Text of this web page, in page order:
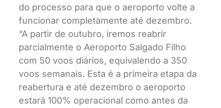
do processo para que o aeroporto volte a
funcionar completamente até dezembro.
“A partir de outubro, iremos reabrir
parcialmente o Aeroporto Salgado Filho
com 50 voos diários, equivalendo a 350
voos semanais. Esta é a primeira etapa da
reabertura e até dezembro o aeroporto
estará 100% operacional como antes da